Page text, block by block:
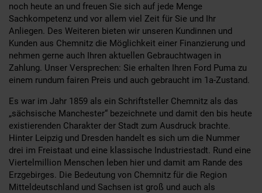
noch heute an und freuen Sie sich auf jede Menge
Sachkompetenz und vor allem viel Zeit für Sie und Ihr
Anliegen. Des Weiteren bieten wir unseren Kundinnen und
Kunden aus Chemnitz die Möglichkeit einer Finanzierung und
nehmen gerne auch Ihren aktuellen Gebrauchtwagen in
Zahlung. Unser Versprechen: Sie erhalten Ihren Ford Puma zu
einem rundum fairen Preis und auch gebraucht im 1a-Zustand.
Es war im Jahr 1859 als ein Schriftsteller Chemnitz als das
„sächsische Manchester“ bezeichnete und damit den bis heute
existierenden Charakter der Stadt zum Ausdruck brachte.
Hinter Leipzig und Dresden handelt es sich um die Nummer
drei im Freistaat und eine klassische Industriestadt. Rund eine
Viertelmillion Menschen leben hier und damit am Rande des
Erzgebirges. Die Bedeutung von Chemnitz für die Region
Mitteldeutschland und Sachsen ist groß und auch als